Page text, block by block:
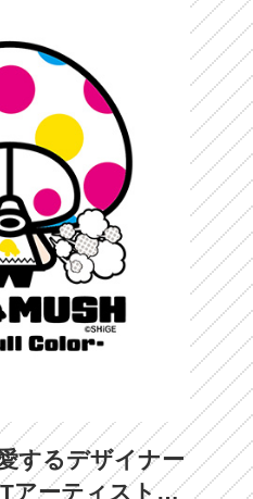
するデザイナー
アーティストと